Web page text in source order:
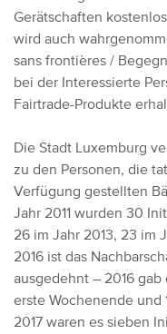
Gerätschaften
wird auch
sans frontières /
bei der Interessierte
Fairtrade-Produkte
Die Stadt Luxemburg
zu den Personen, die
Verfügung gestellten
Jahr 2011 wurden 30
26 im Jahr 2013, 23 im
2016 ist das
ausgedehnt – 2016
erste Wochenende und
2017 waren es sieben